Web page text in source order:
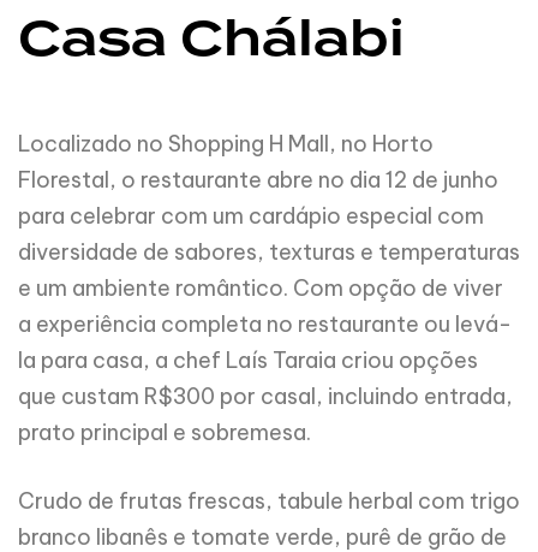
Casa Chálabi
Localizado no Shopping H Mall, no Horto
Florestal, o restaurante abre no dia 12 de junho
para celebrar com um cardápio especial com
diversidade de sabores, texturas e temperaturas
e um ambiente romântico. Com opção de viver
a experiência completa no restaurante ou levá-
la para casa, a chef Laís Taraia criou opções
que custam R$300 por casal, incluindo entrada,
prato principal e sobremesa.
Crudo de frutas frescas, tabule herbal com trigo
branco libanês e tomate verde, purê de grão de